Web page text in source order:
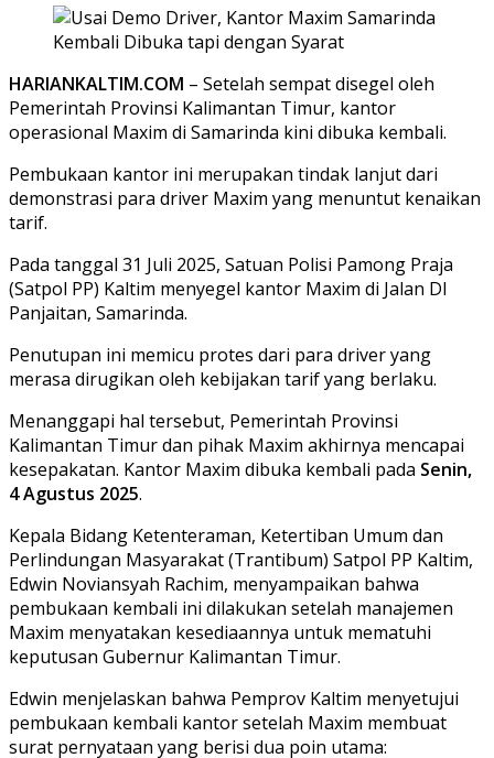
HARIANKALTIM.COM – Setelah sempat disegel oleh
Pemerintah Provinsi Kalimantan Timur, kantor
operasional Maxim di Samarinda kini dibuka kembali.
Pembukaan kantor ini merupakan tindak lanjut dari
demonstrasi para driver Maxim yang menuntut kenaikan
tarif.
Pada tanggal 31 Juli 2025, Satuan Polisi Pamong Praja
(Satpol PP) Kaltim menyegel kantor Maxim di Jalan DI
Panjaitan, Samarinda.
Penutupan ini memicu protes dari para driver yang
merasa dirugikan oleh kebijakan tarif yang berlaku.
Menanggapi hal tersebut, Pemerintah Provinsi
Kalimantan Timur dan pihak Maxim akhirnya mencapai
kesepakatan. Kantor Maxim dibuka kembali pada Senin,
4 Agustus 2025.
Kepala Bidang Ketenteraman, Ketertiban Umum dan
Perlindungan Masyarakat (Trantibum) Satpol PP Kaltim,
Edwin Noviansyah Rachim, menyampaikan bahwa
pembukaan kembali ini dilakukan setelah manajemen
Maxim menyatakan kesediaannya untuk mematuhi
keputusan Gubernur Kalimantan Timur.
Edwin menjelaskan bahwa Pemprov Kaltim menyetujui
pembukaan kembali kantor setelah Maxim membuat
surat pernyataan yang berisi dua poin utama: